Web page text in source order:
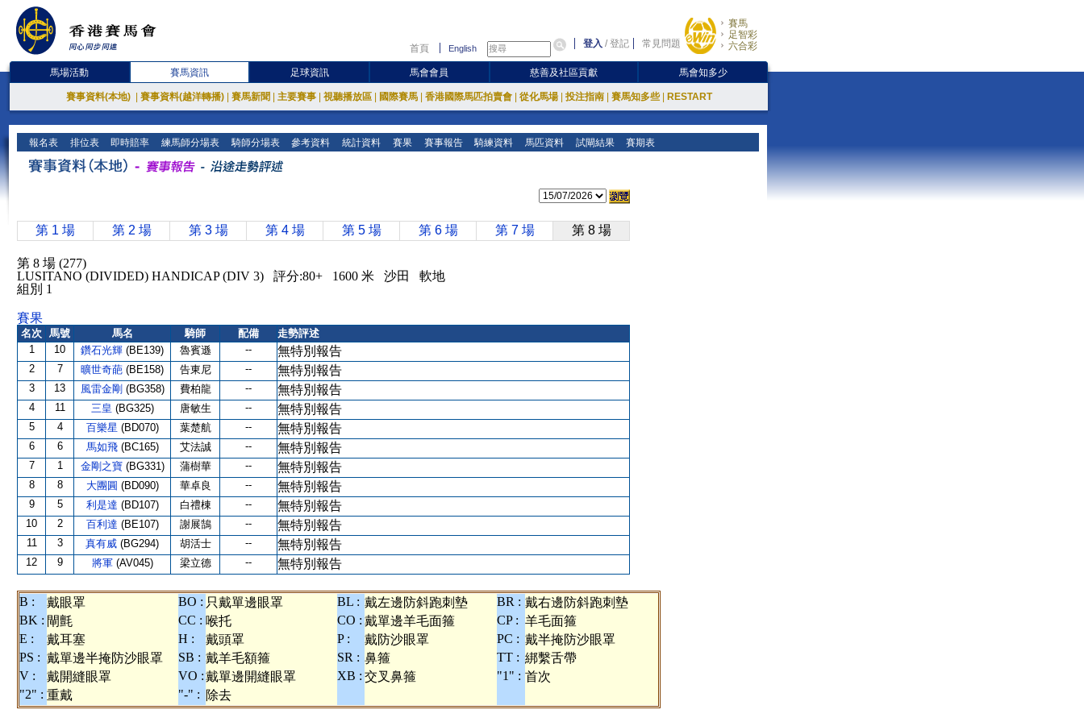
首頁 English 登入 /登記 常見問題
賽馬
足智彩
六合彩
馬場活動 賽馬資訊 足球資訊 馬會會員 慈善及社區貢獻 馬會知多少
賽事資料(本地) 賽事資料(越洋轉播) 賽馬新聞 主要賽事 視聽播放區 國際賽馬 香港國際馬匹拍賣會 從化馬場 投注指南 賽馬知多些 RESTART
報名表 排位表 即時賠率 練馬師分場表 騎師分場表 參考資料 統計資料 賽果 賽事報告 騎練資料 馬匹資料 試閘結果 賽期表
第 1 場 第 2 場 第 3 場 第 4 場 第 5 場 第 6 場 第 7 場 第 8 場
第 8 場 (277)
LUSITANO (DIVIDED) HANDICAP (DIV 3) 評分:80+ 1600 米 沙田 軟地
組別 1
賽果
名次 馬號 馬名 騎師 配備
走勢評述
1
10 鑽石光輝 (BE139) 魯賓遜 -- 無特別報告
2 7 曠世奇葩 (BE158) 告東尼 -- 無特別報告
3 13 風雷金剛 (BG358) 費柏龍 -- 無特別報告
4 11 三皇 (BG325) 唐敏生 -- 無特別報告
5 4 百樂星 (BD070) 葉楚航 -- 無特別報告
6 6 馬如飛 (BC165) 艾法誠 -- 無特別報告
7 1 金剛之寶 (BG331) 蒲樹華 -- 無特別報告
8 8 大團圓 (BD090) 華卓良 -- 無特別報告
9 5 利是達 (BD107) 白禮棟 -- 無特別報告
10 2 百利達 (BE107) 謝展鵠 -- 無特別報告
11 3 真有威 (BG294) 胡活士 -- 無特別報告
12 9 將軍 (AV045) 梁立德 -- 無特別報告
B : 戴眼罩 BO : 只戴單邊眼罩 BL : 戴左邊防斜跑刺墊 BR : 戴右邊防斜跑刺墊
BK : 閘氈 CC : 喉托 CO : 戴單邊羊毛面箍 CP : 羊毛面箍
E :
戴耳塞 H : 戴頭罩 P : 戴防沙眼罩 PC : 戴半掩防沙眼罩
PS : 戴單邊半掩防沙眼罩 SB : 戴羊毛額箍 SR : 鼻箍 TT : 綁繫舌帶
V :
戴開縫眼罩 VO :戴單邊開縫眼罩 XB : 交叉鼻箍 "1" : 首次
"2" : 重戴 "-" : 除去